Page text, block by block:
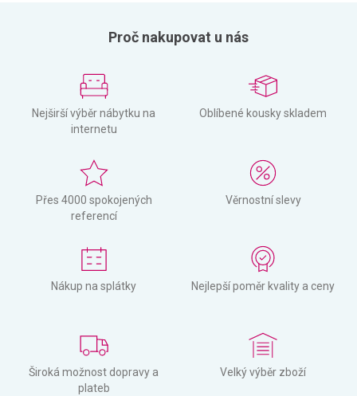
Proč nakupovat u nás
Nejširší výběr nábytku na
internetu
Oblíbené kousky skladem
Přes 4000 spokojených
referencí
Věrnostní slevy
Nákup na splátky Nejlepší poměr kvality a ceny
Široká možnost dopravy a
plateb
Velký výběr zboží